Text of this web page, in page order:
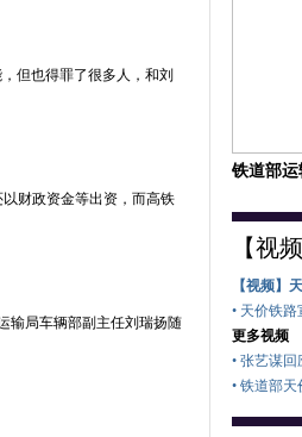
但也得罪了很多人，和刘
财政资金等出资，而高铁
输局车辆部副主任刘瑞扬随
铁道部
【视
【视频】
• 天价铁
更多视频
• 张艺谋
• 铁道部